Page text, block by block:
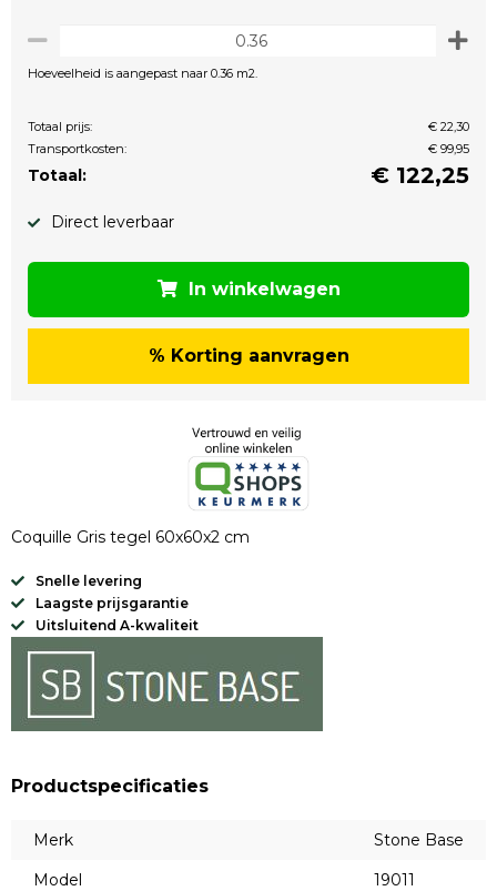
Hoeveelheid is aangepast naar 0.36 m2.
Totaal prijs:
€ 22,30
Transportkosten:
€ 99,95
Totaal: € 122,25
Direct leverbaar
In winkelwagen
% Korting aanvragen
Coquille Gris tegel 60x60x2 cm
Snelle levering
Laagste prijsgarantie
Uitsluitend A-kwaliteit
Productspecificaties
Merk
Stone Base
Model
19011